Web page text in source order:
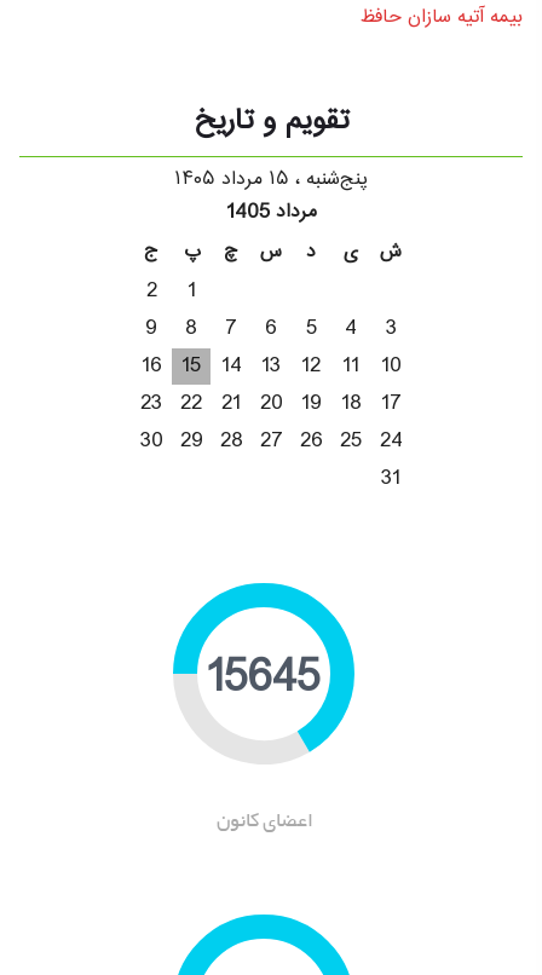
بیمه آتیه سازان حافظ
تقویم و تاریخ
پنج‌شنبه ، ۱۵ مرداد ۱۴۰۵
مرداد 1405
ج
پ چ س د ی
ش
2
1
9
8 7 6 5 4
3
16
15 14 13 12 11
10
23 22 21 20 19 18
17
30 29 28 27 26 25 24
31
19786
اعضای کانون